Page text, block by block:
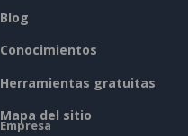
Blog
Conocimientos
Herramientas gratuitas
Mapa del sitio
Empresa